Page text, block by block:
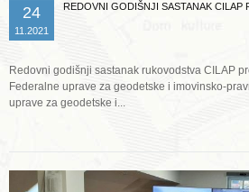
24
11.2021
REDOVNI GODIŠNJI SASTANAK CILAP
Redovni godišnji sastanak rukovodstva CILAP
Federalne uprave za geodetske i imovinsko-
uprave za geodetske i...